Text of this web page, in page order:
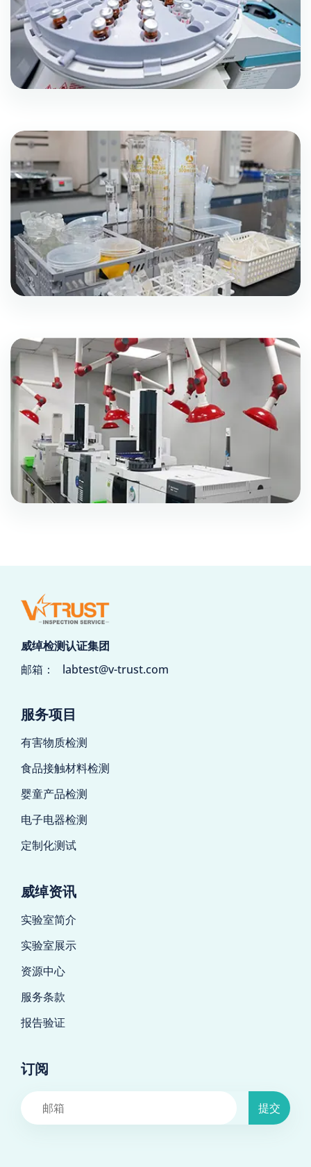
威绰检测认证集团
邮箱： labtest@v-trust.com
服务项目
有害物质检测
食品接触材料检测
婴童产品检测
电子电器检测
定制化测试
威绰资讯
实验室简介
实验室展示
资源中心
服务条款
报告验证
订阅
提交